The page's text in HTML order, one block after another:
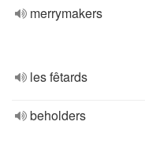
merrymakers
les fêtards
beholders